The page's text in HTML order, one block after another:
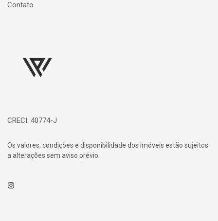
Contato
CRECI: 40774-J
Os valores, condições e disponibilidade dos imóveis estão sujeitos
a alterações sem aviso prévio.
Instagram